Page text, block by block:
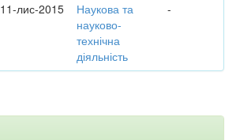
11-лис-2015
Наукова та
науково-
технічна
діяльність
-